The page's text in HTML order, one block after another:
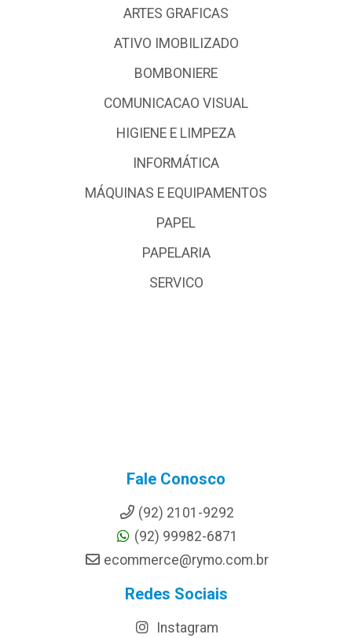
ARTES GRAFICAS
ATIVO IMOBILIZADO
BOMBONIERE
COMUNICACAO VISUAL
HIGIENE E LIMPEZA
INFORMÁTICA
MÁQUINAS E EQUIPAMENTOS
PAPEL
PAPELARIA
SERVICO
Fale Conosco
(92) 2101-9292
(92) 99982-6871
ecommerce@rymo.com.br
Redes Sociais
Instagram